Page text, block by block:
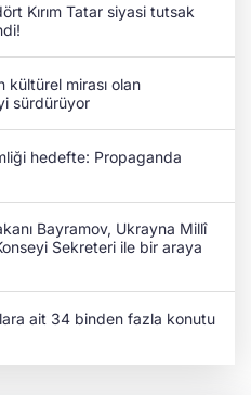
Kırım Tatar siyasi tutsak
kültürel mirası olan
sürdürüyor
hedefte: Propaganda
Bayramov, Ukrayna Millî
Sekreteri ile bir araya
ait 34 binden fazla konutu